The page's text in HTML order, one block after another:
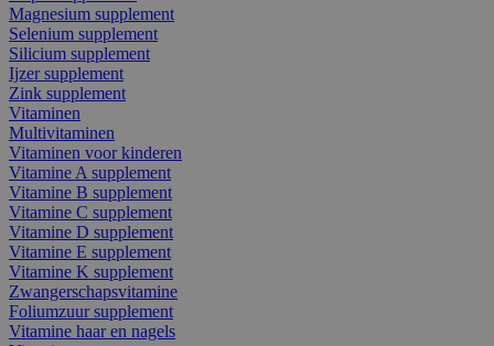
Magnesium supplement
Selenium supplement
Silicium supplement
Ijzer supplement
Zink supplement
Vitaminen
Multivitaminen
Vitaminen voor kinderen
Vitamine A supplement
Vitamine B supplement
Vitamine C supplement
Vitamine D supplement
Vitamine E supplement
Vitamine K supplement
Zwangerschapsvitamine
Foliumzuur supplement
Vitamine haar en nagels